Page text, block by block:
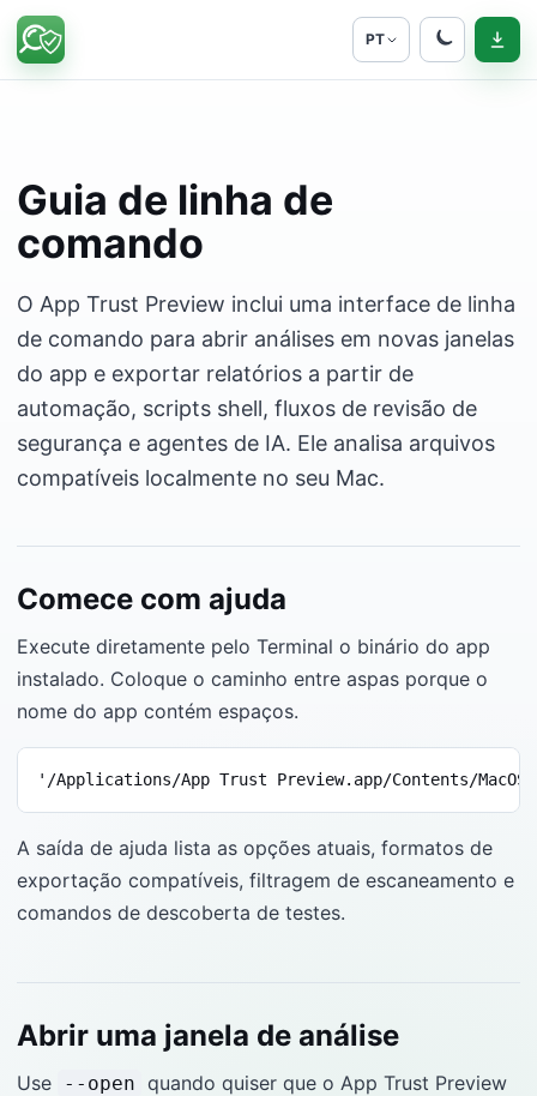
PT
Guia de linha de
comando
O App Trust Preview inclui uma interface de linha
de comando para abrir análises em novas janelas
do app e exportar relatórios a partir de
automação, scripts shell, fluxos de revisão de
segurança e agentes de IA. Ele analisa arquivos
compatíveis localmente no seu Mac.
Comece com ajuda
Execute diretamente pelo Terminal o binário do app
instalado. Coloque o caminho entre aspas porque o
nome do app contém espaços.
'/Applications/App Trust Preview.app/Contents/
A saída de ajuda lista as opções atuais, formatos de
exportação compatíveis, filtragem de escaneamento e
comandos de descoberta de testes.
Abrir uma janela de análise
Use --open quando quiser que o App Trust Preview